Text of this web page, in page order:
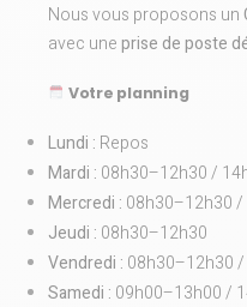
Nous vous proposons un
avec uneprise de poste
Votre planning
Lundi : Repos
Mardi : 08h30–12h30 /
Mercredi : 08h30–12h30
Jeudi : 08h30–12h30
Vendredi : 08h30–12h30
Samedi : 09h00–13h00 /